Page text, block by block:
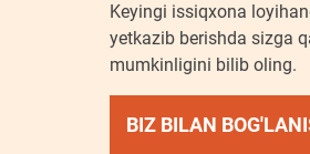
Keyingi issiqxona
yetkazib berishda sizga
mumkinligini bilib oling.
BIZ BILAN